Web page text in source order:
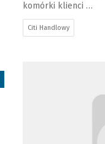
komórki klienci …
Citi Handlowy